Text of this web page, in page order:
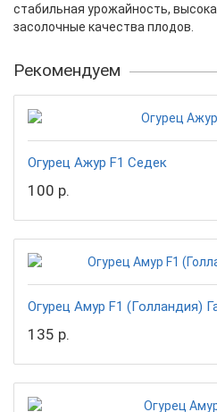
стабильная урожайность,
засолочные качества плодов.
Рекомендуем
Огурец Ажур F1 Седек
100 р.
Огурец Амур F1 (Голландия)
135 р.